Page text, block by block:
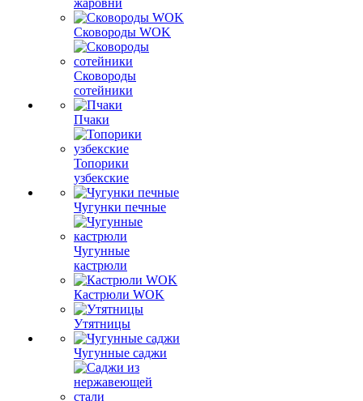
жаровни
Сковороды WOK
Сковороды
сотейники
Пчаки
Топорики
узбекские
Чугунки печные
Чугунные
кастрюли
Кастрюли WOK
Утятницы
Чугунные саджи